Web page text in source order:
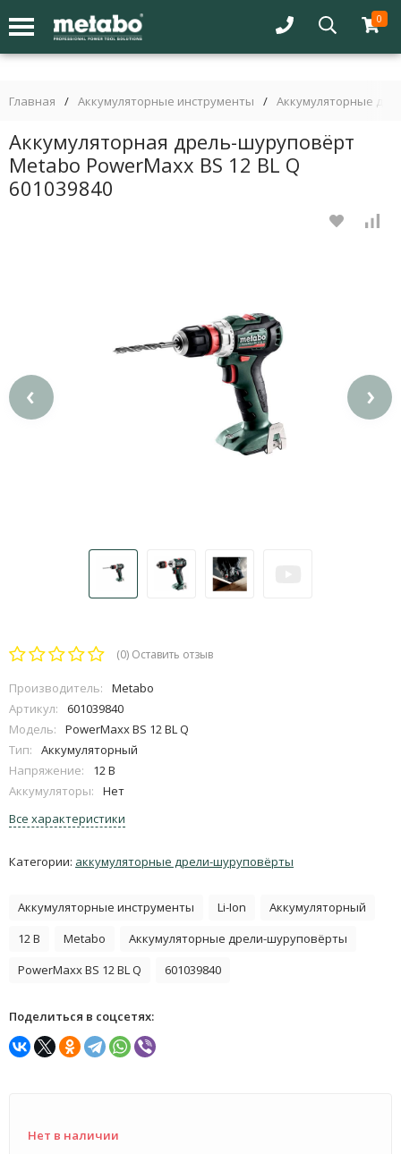
0
Главная / Аккумуляторные инструменты / Аккумуляторные
Аккумуляторная дрель-шуруповёрт
Metabo PowerMaxx BS 12 BL Q
601039840
‹ ›
(0) Оставить отзыв
Производитель:
Metabo
Артикул:
601039840
Модель:
PowerMaxx BS 12 BL Q
Тип:
Аккумуляторный
Напряжение:
12 В
Аккумуляторы:
Нет
Все характеристики
Категории: аккумуляторные дрели-шуруповёрты
Аккумуляторные инструменты Li-Ion
Аккумуляторный
12 В
Metabo
Аккумуляторные дрели-шуруповёрты
PowerMaxx BS 12 BL Q
601039840
Поделиться в соцсетях:
Нет в наличии